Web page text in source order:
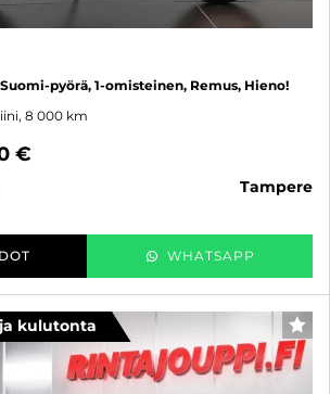
pyörä, 1-omisteinen, Remus, Hieno!
8 000 km
€
tampere
WHATSAPP
kulutonta